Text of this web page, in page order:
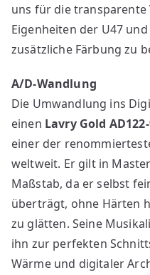
uns für die transparente
Eigenheiten der U47
zusätzliche Färbung zu
A/D-Wandlung
Die Umwandlung ins
einen Lavry Gold
einer der
weltweit. Er gilt in
Maßstab, da er selbst
überträgt, ohne Härten
zu glätten. Seine
ihn zur perfekten
Wärme und digitaler